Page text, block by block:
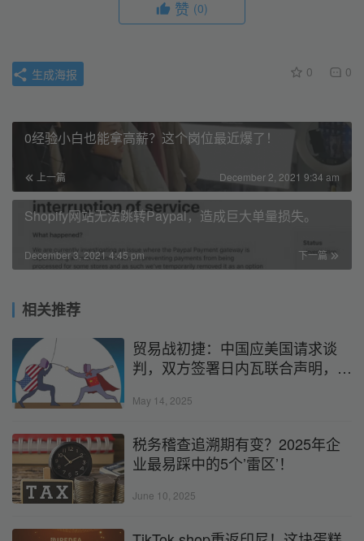
赞 (0)
0 0
生成海报
0经验小白也能拿高薪？这个岗位最近爆了！
上一篇 December 2, 2021 9:34 am
Shopify网站无法跳转Paypal，造成巨大单量损失。
下一篇
December 3, 2021 4:45 pm
相关推荐
贸易战初捷：中国应美国请求谈
判，双方签署日内瓦联合声明，关
May 14, 2025
税务稽查追溯期有变？2025年企
业最易踩中的5个’雷区’！
June 10, 2025